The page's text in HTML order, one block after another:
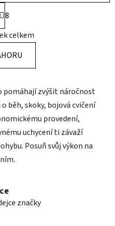
O
v
l
á
d
c
í
p
v
k
y
p
i
S
t
r
á
n
k
n
í
8
celkem
pomáhají zvýšit náročnost
běh, skoky, bojová cvičení
provedení,
uchycení ti závaží
Posuň svůj výkon na
značky